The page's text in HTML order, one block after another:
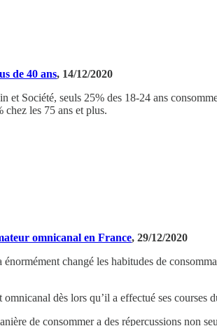
de 40 ans, 14/12/2020
et Société, seuls 25% des 18-24 ans
chez les 75 ans et plus.
omnicanal en France, 29/12/2020
changé les habitudes de
dès lors qu’il a effectué ses
de consommer a des répercussions non